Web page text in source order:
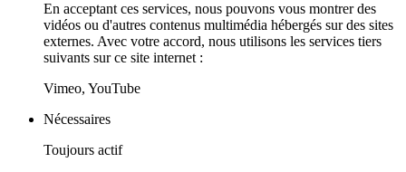
En acceptant ces services, nous pouvons vous montrer des
vidéos ou d'autres contenus multimédia hébergés sur des sites
externes. Avec votre accord, nous utilisons les services tiers
suivants sur ce site internet :
Vimeo, YouTube
Nécessaires
Toujours actif